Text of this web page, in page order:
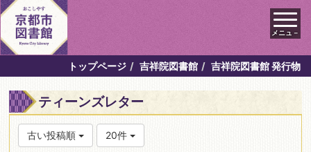
メニュ－
トップページ 吉祥院図書館 吉祥院図書館 発行物
ティーンズレター
古い投稿順 20件